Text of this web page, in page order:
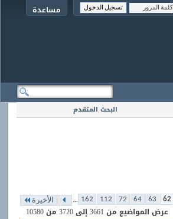
مساعدة
البحث المتقدم
62
63
64
72
112
162
... الأخيرة
عرض المواضيع من 3661 إلى 3720 من 10580